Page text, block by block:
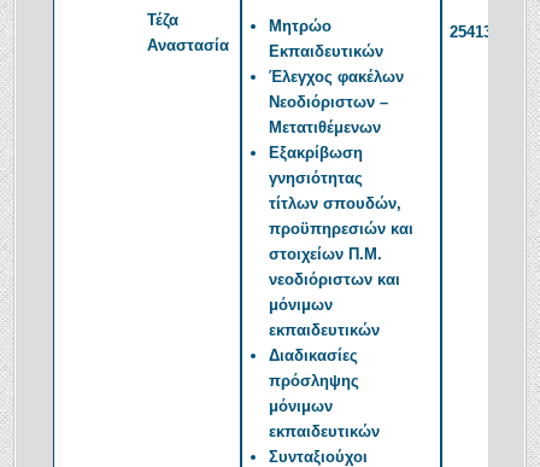
Τέζα
Αναστασία
Μητρώο
Εκπαιδευτικών
Έλεγχος φακέλων
Νεοδιόριστων –
Μετατιθέμενων
Εξακρίβωση
γνησιότητας
τίτλων σπουδών,
προϋπηρεσιών και
στοιχείων Π.Μ.
νεοδιόριστων και
μόνιμων
εκπαιδευτικών
Διαδικασίες
πρόσληψης
μόνιμων
εκπαιδευτικών
Συνταξιούχοι
2541350209